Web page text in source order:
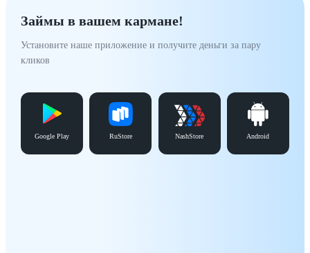
Займы в вашем кармане!
Установите наше приложение и получите деньги за пару
кликов
Google Play RuStore NashStore Android